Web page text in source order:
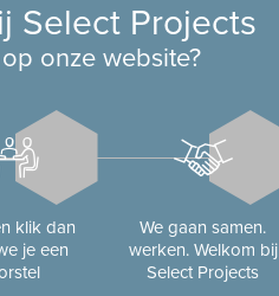
Select Projects
onze website?
klik dan
je een
We gaan samen.
werken. Welkom bij
Select Projects